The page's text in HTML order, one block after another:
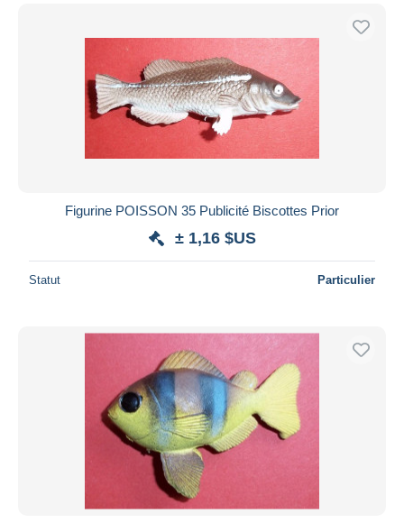
Figurine POISSON 35 Publicité Biscottes Prior
± 1,16 $US
Statut Particulier